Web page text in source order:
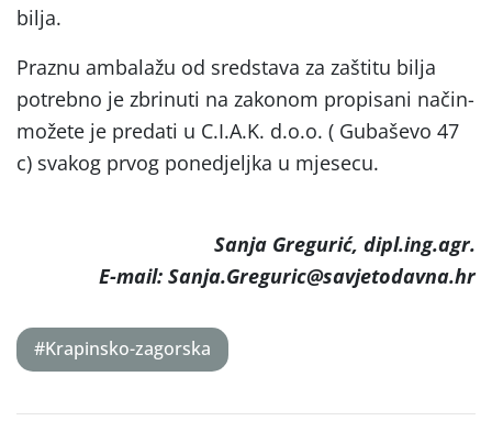
bilja.
Praznu ambalažu od sredstava za zaštitu bilja
potrebno je zbrinuti na zakonom propisani način-
možete je predati u C.I.A.K. d.o.o. ( Gubaševo 47
c) svakog prvog ponedjeljka u mjesecu.
Sanja Gregurić, dipl.ing.agr.
E-mail: Sanja.Greguric@savjetodavna.hr
#Krapinsko-zagorska